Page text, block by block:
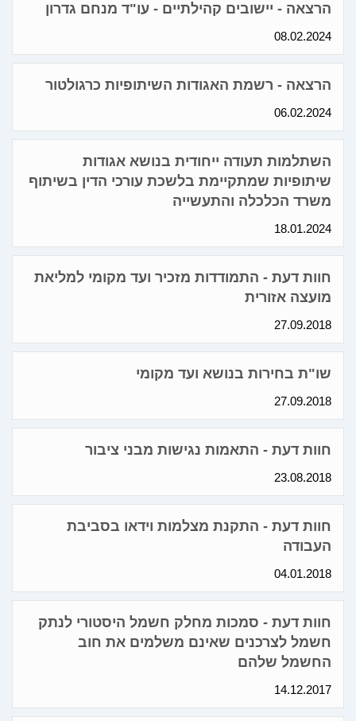
הרצאה - יישובים קהילתיים - עו"ד מנחם גדרון
08.02.2024
הרצאה - רשמת האגודות השיתופיות כרגולטור
06.02.2024
השתלמות תעודה ייחודית בנושא אגודות
שיתופיות שמתקיימת בלשכת עורכי הדין בשיתוף
משרד הכלכלה והתעשייה
18.01.2024
חוות דעת - התמודדות מזכיר ועד מקומי למליאת
מועצה אזורית
27.09.2018
שו"ת בחירות בנושא ועד מקומי
27.09.2018
חוות דעת - התאמות נגישות מבני ציבור
23.08.2018
חוות דעת - התקנת מצלמות וידאו בסביבת
העבודה
04.01.2018
חוות דעת - סמכות מחלק חשמל היסטורי לנתק
חשמל לצרכנים שאינם משלמים את חוב
החשמל שלהם
14.12.2017